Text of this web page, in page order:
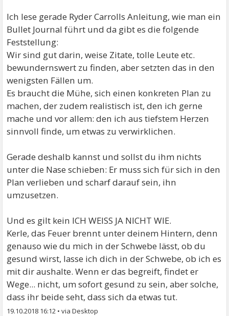
Ich lese gerade Ryder Carrolls Anleitung, wie man ein
Bullet Journal führt und da gibt es die folgende
Feststellung:
Wir sind gut darin, weise Zitate, tolle Leute etc.
bewundernswert zu finden, aber setzten das in den
wenigsten Fällen um.
Es braucht die Mühe, sich einen konkreten Plan zu
machen, der zudem realistisch ist, den ich gerne
mache und vor allem: den ich aus tiefstem Herzen
sinnvoll finde, um etwas zu verwirklichen.
Gerade deshalb kannst und sollst du ihm nichts
unter die Nase schieben: Er muss sich für sich in den
Plan verlieben und scharf darauf sein, ihn
umzusetzen.
Und es gilt kein ICH WEISS JA NICHT WIE.
Kerle, das Feuer brennt unter deinem Hintern, denn
genauso wie du mich in der Schwebe lässt, ob du
gesund wirst, lasse ich dich in der Schwebe, ob ich es
mit dir aushalte. Wenn er das begreift, findet er
Wege... nicht, um sofort gesund zu sein, aber solche,
dass ihr beide seht, dass sich da etwas tut.
19.10.2018 16:12 •